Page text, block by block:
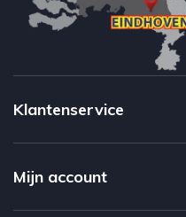
Klantenservice
Mijn account